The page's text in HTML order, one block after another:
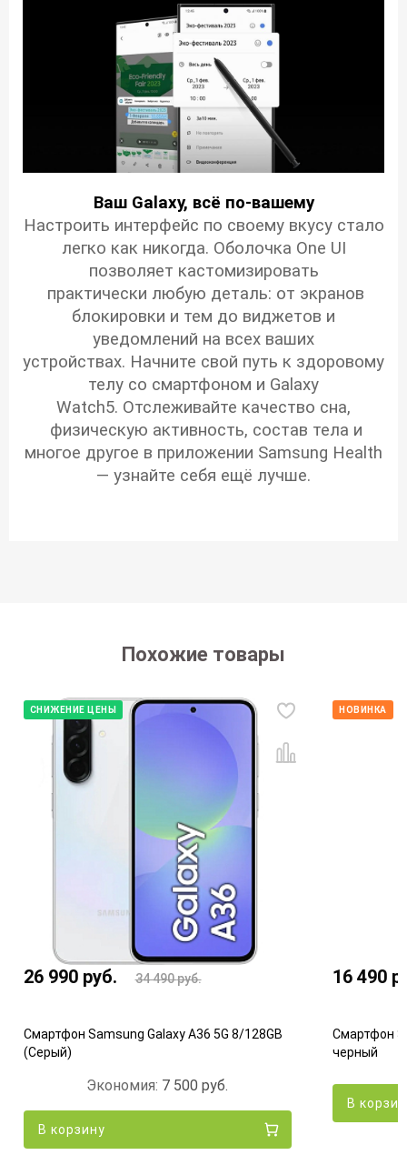
Ваш Galaxy, всё по-вашему​
Настроить интерфейс по своему вкусу стало
легко как никогда. Оболочка One UI
позволяет кастомизировать
практически любую деталь: от экранов
блокировки и тем до виджетов и
уведомлений на всех ваших
устройствах. Начните свой путь к здоровому
телу со смартфоном и Galaxy
Watch5. Отслеживайте качество сна,
физическую активность, состав тела и
многое другое в приложении Samsung Health
— узнайте себя ещё лучше.
Похожие товары
СНИЖЕНИЕ ЦЕНЫ
26 990 руб. 34 490руб.
Смартфон Samsung Galaxy A36 5G 8/128GB
(Серый)
Экономия: 7 500руб.
В корзину
НОВИНКА
16 490
Смартфон
черный
В